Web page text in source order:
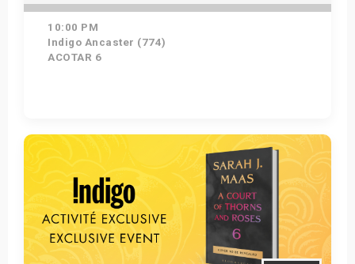
10:00 PM
Indigo Ancaster (774)
ACOTAR 6
Get Tickets